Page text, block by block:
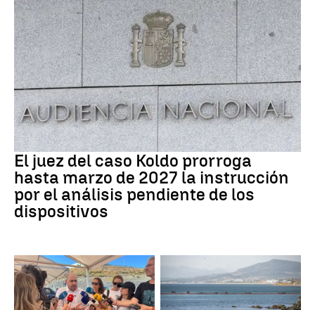
Caso Koldo
El juez del caso Koldo prorroga
hasta marzo de 2027 la instrucción
por el análisis pendiente de los
dispositivos